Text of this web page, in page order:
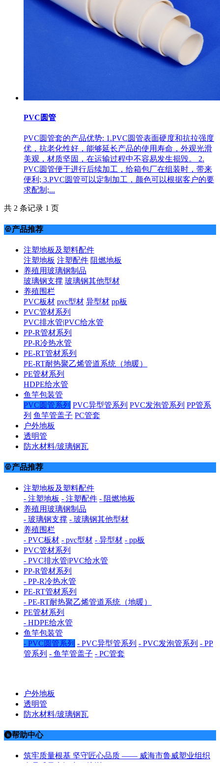
PVC圆管
PVC圆管套的产品优势: 1.PVC圆管表面硬度和抗拉强度
优，抗老化性好，能够延长产品的使用寿命，外观光滑
美观，材质坚固，在运输过程中不容易发生损毁。 2.
PVC圆管便于进行后续加工，给箱包厂在组装时，带来
便利; 3.PVC圆管可以定制加工，颜色可以根据客户的要
求配制;...
共 2 条记录 1 页
产品推荐
注塑地板及塑料配件
注塑地板 注塑配件 阻燃地板
养殖用玻璃钢制品
玻璃钢支撑 玻璃钢其他型材
养殖围栏
PVC板材 pvc型材 异型材 pp板
PVC管材系列
PVC排水管|PVC给水管
PP-R管材系列
PP-R冷热水管
PE-RT管材系列
PE-RT耐热聚乙烯管道系统（地暖）
PE管材系列
HDPE给水管
鱼竿包装管
PVC圆管系列 PVC异型管系列 PVC发泡管系列 PP管系
列 鱼竿管盖子 PC管套
户外地板
透明管
防水材料/玻璃钢瓦
产品推荐
注塑地板及塑料配件
- 注塑地板 - 注塑配件 - 阻燃地板
养殖用玻璃钢制品
- 玻璃钢支撑 - 玻璃钢其他型材
养殖围栏
- PVC板材 - pvc型材 - 异型材 - pp板
PVC管材系列
- PVC排水管|PVC给水管
PP-R管材系列
- PP-R冷热水管
PE-RT管材系列
- PE-RT耐热聚乙烯管道系统（地暖）
PE管材系列
- HDPE给水管
鱼竿包装管
- PVC圆管系列 - PVC异型管系列 - PVC发泡管系列 - PP
管系列 - 鱼竿管盖子 - PC管套
户外地板
透明管
防水材料/玻璃钢瓦
帮助中心
筑牢质量根基 坚守匠心品质 —— 威海市鲁威塑业组织